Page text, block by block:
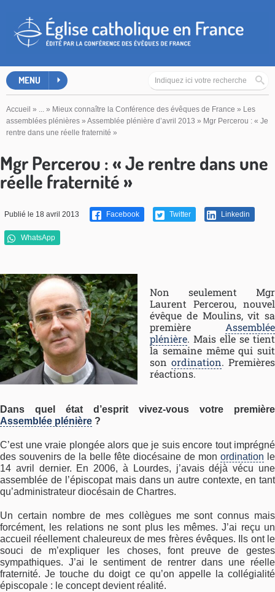
MENU
Accueil » ... » Mieux connaître la Conférence des évêques de France » Les
assemblées plénières » Assemblée plénière d’avril 2013 » Mgr Percerou : « Je
rentre dans une réelle fraternité »
Mgr Percerou : « Je rentre dans une
réelle fraternité »
Publié le 18 avril 2013 Facebook Twitter Linkedin
WhatsApp
Non seulement Mgr
Laurent Percerou, nouvel
évêque de Moulins, vit sa
première Assemblée
plénière. Mais elle se tient
la semaine même qui suit
son ordination. Premières
réactions.
Dans quel état d’esprit vivez-vous votre première
Assemblée plénière ?
C’est une vraie plongée alors que je suis encore tout imprégné
des souvenirs de la belle fête diocésaine de mon ordination le
14 avril dernier. En 2006, à Lourdes, j’avais déjà vécu une
assemblée de l’épiscopat mais dans un autre contexte, en tant
qu’administrateur diocésain de Chartres.
Un certain nombre de mes collègues me sont connus mais
forcément, les relations ne sont plus les mêmes. J’ai reçu un
accueil réellement chaleureux de mes frères évêques. Ils ont le
souci de m’expliquer les choses, font preuve de gestes
sympathiques. J’ai le sentiment de rentrer dans une réelle
fraternité. Je touche du doigt ce qu’on appelle la collégialité
épiscopale : le concept devient réalité.